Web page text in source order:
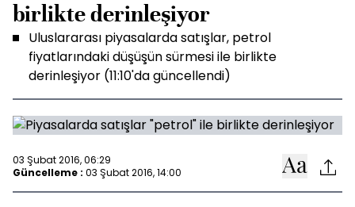
birlikte derinleşiyor
Uluslararası piyasalarda satışlar, petrol
fiyatlarındaki düşüşün sürmesi ile birlikte
derinleşiyor (11:10'da güncellendi)
03 Şubat 2016, 06:29
Güncelleme : 03 Şubat 2016, 14:00